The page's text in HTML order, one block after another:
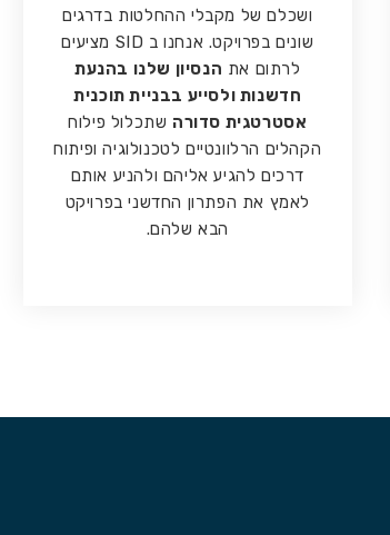
ושכלם של מקבלי ההחלטות בדרגים
שונים בפרויקט. אנחנו ב SID מציעים
לרתום את הנסיון שלנו בהנעת
חדשנות ולסייע בבניית תוכנית
אסטרטגית סדורה שתכלול פילוח
הקהלים הרלוונטיים לטכנולוגיה ופיתוח
דרכים להגיע אליהם ולהניע אותם
לאמץ את הפתרון החדשני בפרויקט
הבא שלהם.